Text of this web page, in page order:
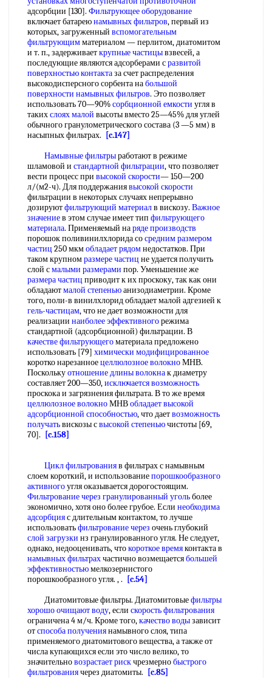
адсорбции [130]. Фильтрующее оборудование
включает батареюнамывных фильтров, первый из
которых, загруженный вспомогательным
фильтрующимматериалом — перлитом, диатомитом
и т. п., задерживаеткрупные частицывзвесей, а
последующие являются адсорберами сразвитой
поверхностью контактаза счет распределения
высокодисперсного сорбента набольшой
поверхности намывных фильтров. Это позволяет
использовать 70—90%сорбционной емкости угля в
такихслоях малой высоты вместо 25—45% для углей
обычного гранулометрического состава (3 —5 мм) в
насыпных фильтрах.
[c.147]
Намывные фильтрыработают в режиме
шламовой и стандартной фильтрации, что позволяет
вести процесс при высокой скорости— 150—200
л/(м2-ч). Для поддержаниявысокой скорости
фильтрации в некоторых случаях непрерывно
дозируютфильтрующий материалв вискозу. Важное
значениев этом случае имеет тип фильтрующего
материала. Применяемый наряде производств
порошок поливинилхлорида сосредним размером
частиц 250 мкмобладает рядомнедостатков. При
таком крупномразмере частиц не удается получить
слой смалыми размерами пор. Уменьшение же
размера частиц приводит к их проскоку, так как они
обладаютмалой степеньюанизодиаметрии. Кроме
того, поли-в винилхлорид обладает малой адгезией к
гель-частицам, что не дает возможности для
реализации наиболее эффективногорежима
стандартной (адсорбционной) фильтрации. В
качестве фильтрующегоматериала предложено
использовать [79] химически модифицированное
коротко нарезанноецеллюлозное волокноМНВ.
Посколькуотношение длины волокнак диаметру
составляет 200—350,исключается возможность
проскока и загрязнения фильтрата. В то же время
целлюлозное волокноМНВобладает высокой
адсорбционной способностью, что даетвозможность
получатьвискозы свысокой степеньючистоты [69,
70].
[c.158]
Цикл фильтрованияв фильтрах с намывным
слоем короткий, и использованиепорошкообразного
активногоугля оказывается дорогостоящим.
Фильтрование через гранулированный угольболее
экономично, хотя оно более грубое. Если необходима
адсорбцияс длительным контактом, то лучше
использоватьфильтрование через очень глубокий
слой загрузки нз гранулированного угля. Не следует,
однако, недооценивать, чтокороткое времяконтакта в
намывных фильтрахчастично возмещаетсябольшей
эффективностьюмелкозернистого
порошкообразного угля. , .
[c.54]
Диатомитовые фильтры. Диатомитовыефильтры
хорошоочищают воду, если скорость фильтрования
ограничена 4 м/ч. Кроме того,качество водызависит
отспособа получениянамывного слоя, типа
применяемого диатомитового вещества, а также от
числа купающихся если это число велико, то
значительновозрастает рискчрезмернобыстрого
фильтрованиячерез диатомиты.
[c.85]